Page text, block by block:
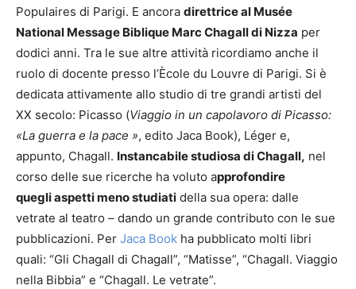
Populaires di Parigi. E ancora direttrice al Musée
National Message Biblique Marc Chagall di Nizza per
dodici anni. Tra le sue altre attività ricordiamo anche il
ruolo di docente presso l’Ècole du Louvre di Parigi. Si è
dedicata attivamente allo studio di tre grandi artisti del
XX secolo: Picasso (Viaggio in un capolavoro di Picasso:
«La guerra e la pace », edito Jaca Book), Léger e,
appunto, Chagall. Instancabile studiosa di Chagall, nel
corso delle sue ricerche ha voluto approfondire
quegli aspetti meno studiati della sua opera: dalle
vetrate al teatro – dando un grande contributo con le sue
pubblicazioni. Per Jaca Book ha pubblicato molti libri
quali: “Gli Chagall di Chagall”, “Matisse”, “Chagall. Viaggio
nella Bibbia” e “Chagall. Le vetrate”.